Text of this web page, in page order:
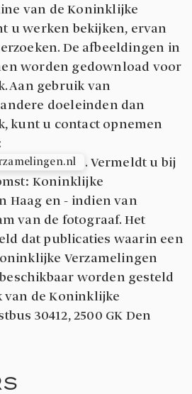
van de Koninklijke
u werken bekijken, ervan
De afbeeldingen in
worden gedownload voor
Aan gebruik van
doeleinden dan
kunt u contact opnemen
. Vermeldt u bij
Koninklijke
Haag en - indien van
van de fotograaf. Het
dat publicaties waarin een
Verzamelingen
worden gesteld
de Koninklijke
30412, 2500 GK Den